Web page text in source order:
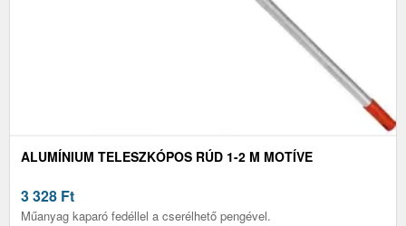
ALUMÍNIUM TELESZKÓPOS RÚD 1-2 M MOTÍVE
3 328 Ft
Műanyag kaparó fedéllel a cserélhető pengével.